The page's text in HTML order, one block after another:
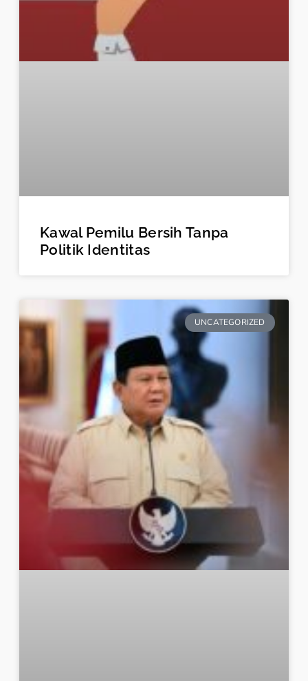
Kawal Pemilu Bersih Tanpa
Politik Identitas
UNCATEGORIZED